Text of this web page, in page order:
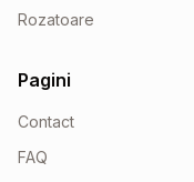
Rozatoare
Pagini
Contact
FAQ